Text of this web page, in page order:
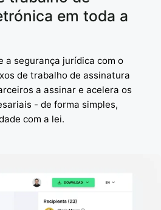
em toda a
a segurança jurídica com o
de trabalho de assinatura
a assinar e acelera os
- de forma simples,
com a lei.